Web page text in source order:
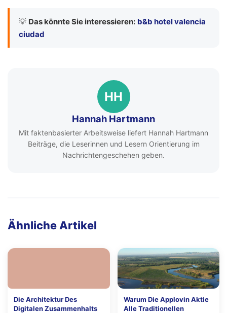
💡 Das könnte Sie interessieren: b&b hotel valencia
ciudad
HH
Hannah Hartmann
Mit faktenbasierter Arbeitsweise liefert Hannah Hartmann
Beiträge, die Leserinnen und Lesern Orientierung im
Nachrichtengeschehen geben.
Ähnliche Artikel
Die Architektur Des
Digitalen Zusammenhalts
Warum Die Applovin Aktie
Alle Traditionellen